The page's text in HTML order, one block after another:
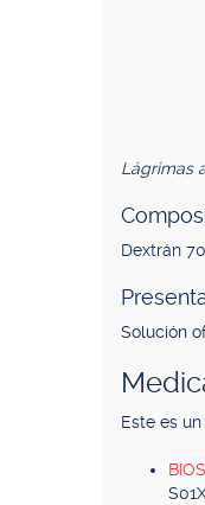
Lágrimas
Dextrán
Solución
Este es